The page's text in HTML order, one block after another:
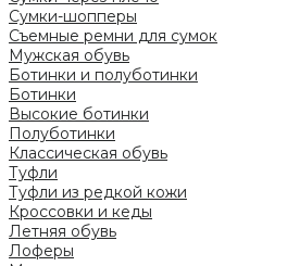
Сумки-шопперы
Съемные ремни для сумок
Мужская обувь
Ботинки и полуботинки
Ботинки
Высокие ботинки
Полуботинки
Классическая обувь
Туфли
Туфли из редкой кожи
Кроссовки и кеды
Летняя обувь
Лоферы